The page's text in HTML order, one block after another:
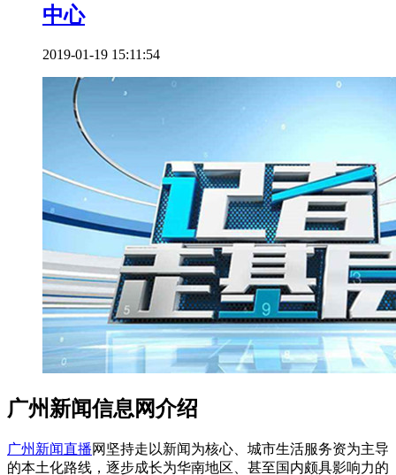
中心
2019-01-19 15:11:54
广州新闻信息网介绍
广州新闻直播网坚持走以新闻为核心、城市生活服务资为主导
的本土化路线，逐步成长为华南地区、甚至国内颇具影响力的